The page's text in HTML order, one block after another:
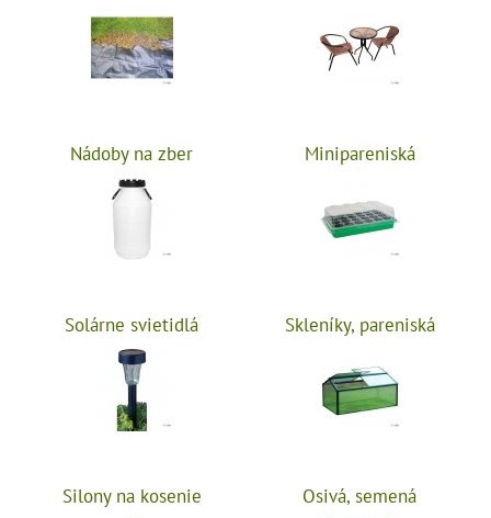
Nádoby na zber Minipareniská
Solárne svietidlá Skleníky, pareniská
Silony na kosenie Osivá, semená